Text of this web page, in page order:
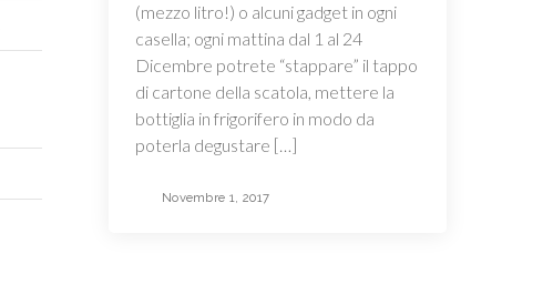
(mezzo litro!) o alcuni gadget in ogni
casella; ogni mattina dal 1 al 24
Dicembre potrete “stappare” il tappo
di cartone della scatola, mettere la
bottiglia in frigorifero in modo da
poterla degustare […]
Novembre 1, 2017